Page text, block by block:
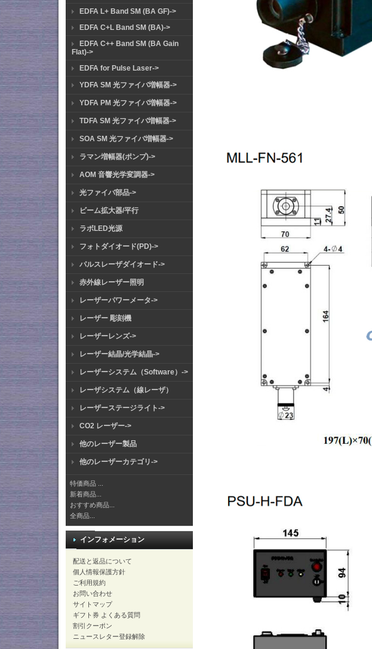
EDFA L+ Band SM (BA GF)->
EDFA C+L Band SM (BA)->
EDFA C++ Band SM (BA Gain
Flat)->
EDFA for Pulse Laser->
YDFA SM 光ファイバ増幅器->
YDFA PM 光ファイバ増幅器->
TDFA SM 光ファイバ増幅器->
SOA SM 光ファイバ増幅器->
ラマン増幅器(ポンプ)->
AOM 音響光学変調器->
光ファイバ部品->
ビーム拡大器/平行
ラボLED光源
フォトダイオード(PD)->
パルスレーザダイオード->
赤外線レーザー照明
レーザーパワーメータ->
レーザー 彫刻機
レーザーレンズ->
レーザー結晶/光学結晶->
レーザーシステム（Software）->
レーザシステム（線レーザ）
レーザーステージライト->
CO2 レーザー->
他のレーザー製品
他のレーザーカテゴリ->
特価商品 ...
新着商品...
おすすめ商品...
全商品...
インフォメーション
配送と返品について
個人情報保護方針
ご利用規約
お問い合わせ
サイトマップ
ギフト券 よくある質問
割引クーポン
ニュースレター登録解除